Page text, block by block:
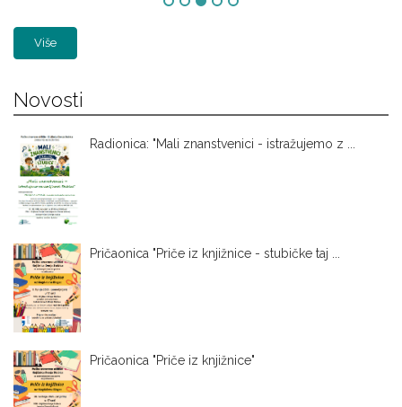
Više
Novosti
Radionica: "Mali znanstvenici - istražujemo z ...
Pričaonica "Priče iz knjižnice - stubičke taj ...
Pričaonica "Priče iz knjižnice"